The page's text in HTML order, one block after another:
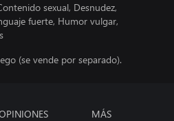
sexual, Desnudez,
fuerte, Humor vulgar,
(se vende por separado).
MÁS